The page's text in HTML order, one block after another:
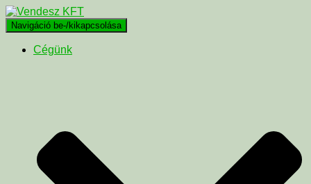
Navigáció be-/kikapcsolása
Cégünk